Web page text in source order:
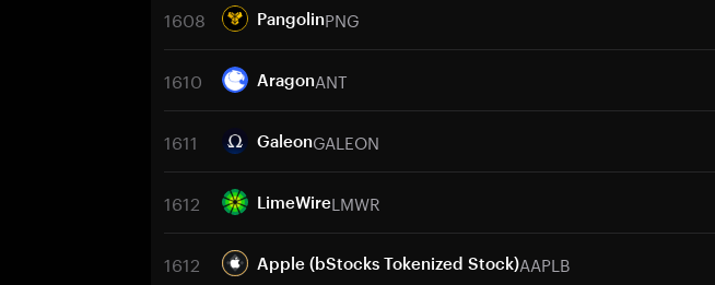
1608 PangolinPNG
1610 AragonANT
1611 GaleonGALEON
1612 LimeWireLMWR
1612 Apple (bStocks Tokenized Stock)AAPLB